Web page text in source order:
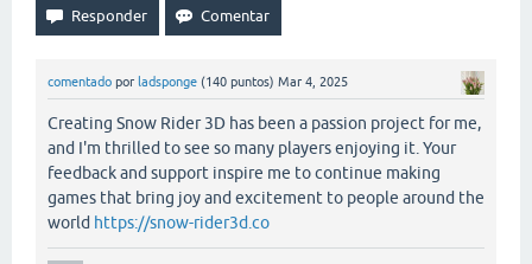
comentado por ladsponge (140 puntos) Mar 4, 2025
Creating Snow Rider 3D has been a passion project for me,
and I'm thrilled to see so many players enjoying it. Your
feedback and support inspire me to continue making
games that bring joy and excitement to people around the
world https://snow-rider3d.co